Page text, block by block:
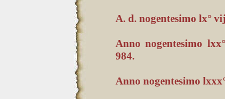
A. d. nogentesimo lx°
Anno nogentesimo
984.
Anno nogentesimo